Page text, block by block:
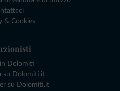
& Cookies
Dolomiti
su Dolomiti.it
su Dolomiti.it